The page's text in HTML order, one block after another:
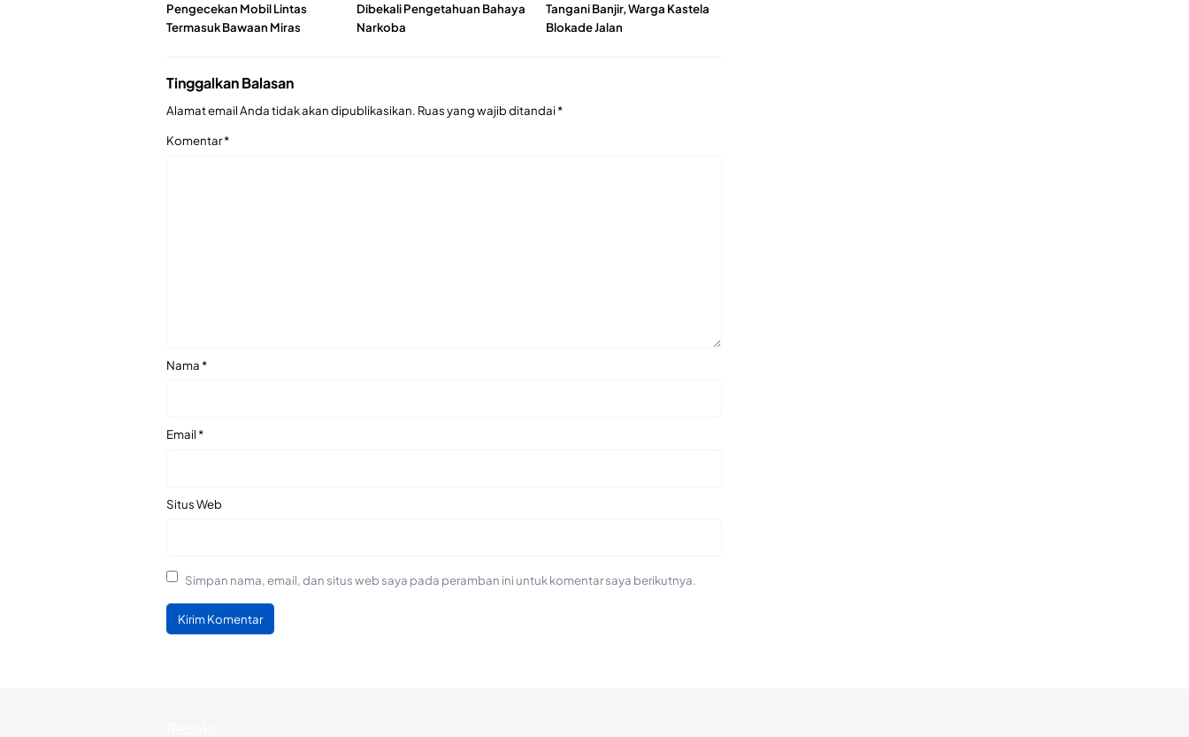
Pengecekan Mobil Lintas
Termasuk Bawaan Miras
Dibekali Pengetahuan Bahaya
Narkoba
Tangani Banjir, Warga Kastela
Blokade Jalan
Tinggalkan Balasan
Alamat email Anda tidak akan dipublikasikan. Ruas yang wajib ditandai*
Komentar*
Nama*
Email*
Situs Web
Simpan nama, email, dan situs web saya pada peramban ini untuk komentar saya berikutnya.